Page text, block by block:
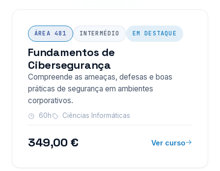
ÁREA 481 INTERMÉDIO EM DESTAQUE
Fundamentos de
Cibersegurança
Compreende as ameaças, defesas e boas
práticas de segurança em ambientes
corporativos.
60h Ciências Informáticas
349,00 € Ver curso